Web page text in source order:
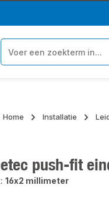
Home Installatie
push-fit
16x2 millimeter